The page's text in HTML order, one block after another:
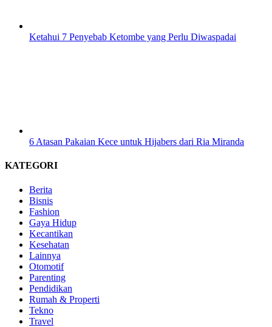
Ketahui 7 Penyebab Ketombe yang Perlu Diwaspadai
6 Atasan Pakaian Kece untuk Hijabers dari Ria Miranda
KATEGORI
Berita
Bisnis
Fashion
Gaya Hidup
Kecantikan
Kesehatan
Lainnya
Otomotif
Parenting
Pendidikan
Rumah & Properti
Tekno
Travel